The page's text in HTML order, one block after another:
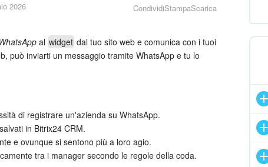
2026 CondividiStampaScarica
al widget dal tuo sito web e comunica con i tuoi
può inviarti un messaggio tramite WhatsApp e tu lo
di registrare un'azienda su WhatsApp.
in Bitrix24 CRM.
e ovunque si sentono più a loro agio.
tra i manager secondo le regole della coda.